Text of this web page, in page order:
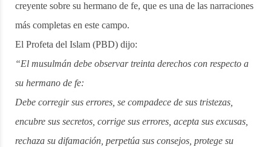
creyente sobre su hermano de fe, que es una de las narraciones
más completas en este campo.
El Profeta del Islam (PBD) dijo:
“El musulmán debe observar treinta derechos con respecto a
su hermano de fe:
Debe corregir sus errores, se compadece de sus tristezas,
encubre sus secretos, corrige sus errores, acepta sus excusas,
rechaza su difamación, perpetúa sus consejos, protege su